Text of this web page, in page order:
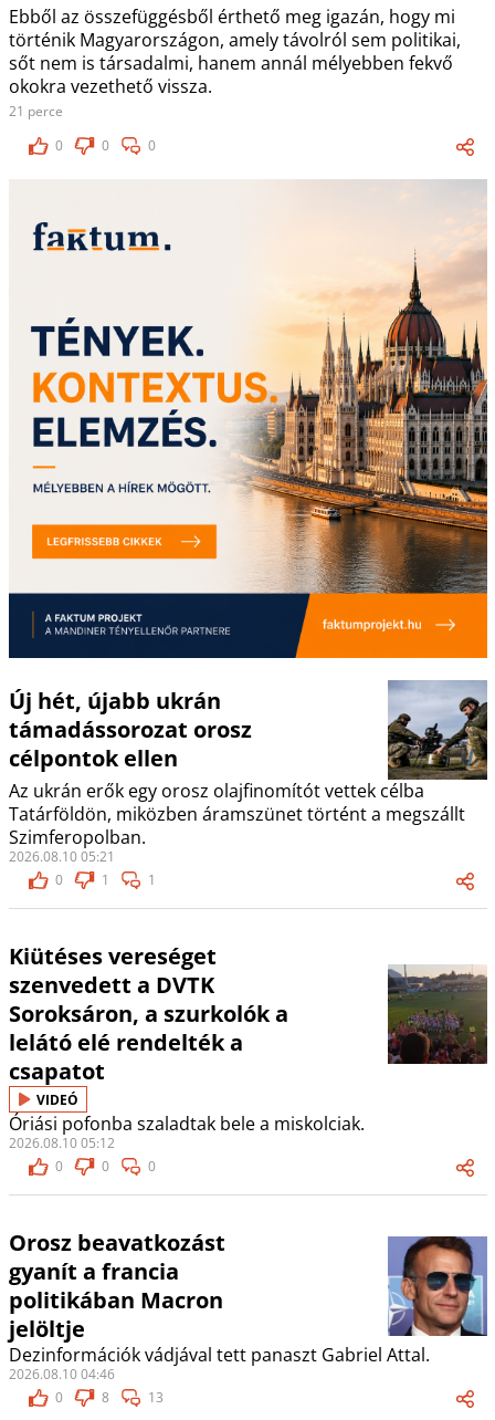
Ebből az összefüggésből érthető meg igazán, hogy mi
történik Magyarországon, amely távolról sem politikai,
sőt nem is társadalmi, hanem annál mélyebben fekvő
okokra vezethető vissza.
21 perce
0
0 0
Új hét, újabb ukrán
támadássorozat orosz
célpontok ellen
Az ukrán erők egy orosz olajfinomítót vettek célba
Tatárföldön, miközben áramszünet történt a megszállt
Szimferopolban.
2026.08.10 05:21
0
1 1
Kiütéses vereséget
szenvedett a DVTK
Soroksáron, a szurkolók a
lelátó elé rendelték a
csapatot
VIDEÓ
Óriási pofonba szaladtak bele a miskolciak.
2026.08.10 05:12
0
0 0
Orosz beavatkozást
gyanít a francia
politikában Macron
jelöltje
Dezinformációk vádjával tett panaszt Gabriel Attal.
2026.08.10 04:46
0
8 13